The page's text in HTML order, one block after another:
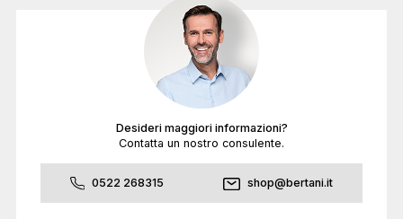
Desideri maggiori informazioni?
Contatta un nostro consulente.
0522 268315 shop@bertani.it